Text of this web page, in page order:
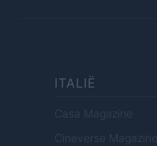
ITALIË
Casa Magazine
Cineverse Magazine